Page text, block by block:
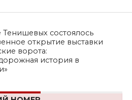
состоялось
открытие выставки
ворота:
история в